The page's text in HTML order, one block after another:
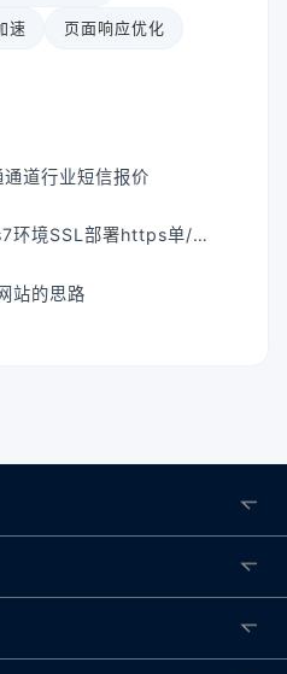
速 页面响应优化
道行业短信报价
windows2008+iis7环境SSL部署https单/多站点
站的思路